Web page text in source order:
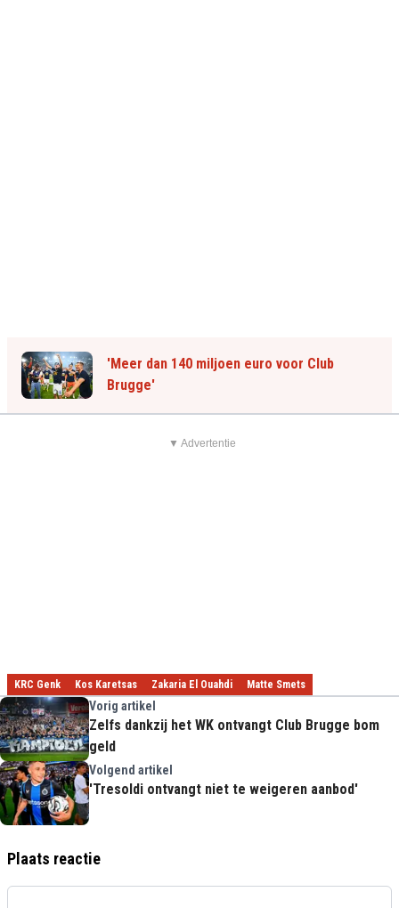
'Meer dan 140 miljoen euro voor Club
Brugge'
▼ Advertentie
KRC Genk Kos Karetsas Zakaria El Ouahdi Matte Smets
Vorig artikel
Zelfs dankzij het WK ontvangt Club Brugge bom
geld
Volgend artikel
'Tresoldi ontvangt niet te weigeren aanbod'
Plaats reactie